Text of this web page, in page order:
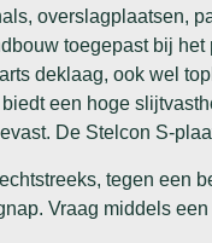
overslagplaatsen,
toegepast bij
deklaag, ook wel
een hoge
De Stelcon S-
tegen een
Vraag middels